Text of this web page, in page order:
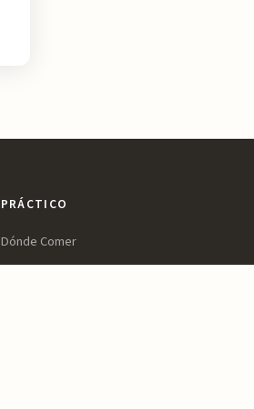
PRÁCTICO
Dónde Comer